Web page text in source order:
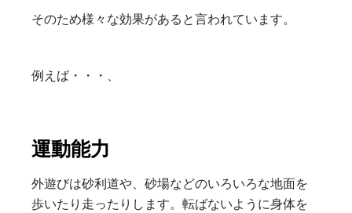
そのため様々な効果があると言われています。
例えば・・・、
運動能力
外遊びは砂利道や、砂場などのいろいろな地面を
歩いたり走ったりします。転ばないように身体を